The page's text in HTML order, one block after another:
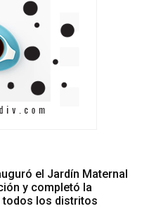
el Jardín Maternal
y completó la
todos los distritos